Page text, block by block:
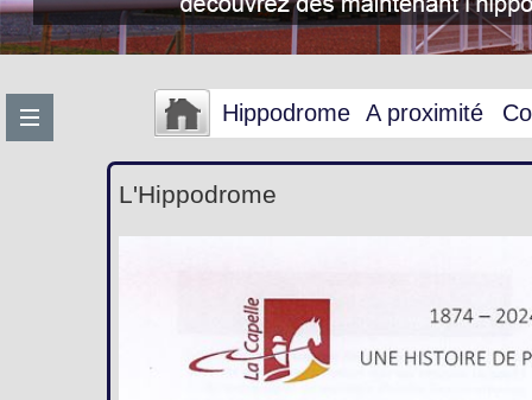
Hippodrome A proximité
L'Hippodrome